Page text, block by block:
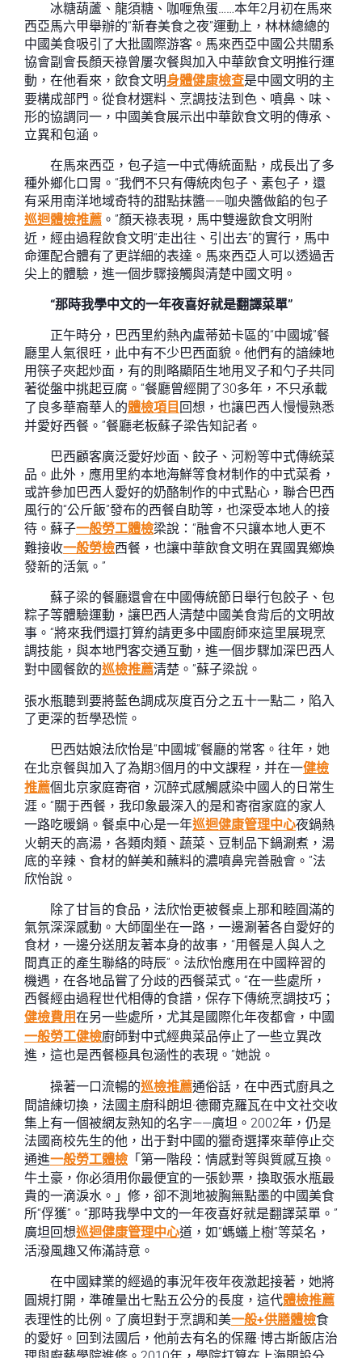
冰糖葫蘆、龍須糖、咖喱魚蛋……本年2月初在馬來
西亞馬六甲舉辦的“新春美食之夜”運動上，林林總總的
中國美食吸引了大批國際游客。馬來西亞中國公共關系
協會副會長顏天祿曾屢次餐與加入中華飲食文明推行運
動，在他看來，飲食文明身體健康檢查是中國文明的主
要構成部門。從食材選料、烹調技法到色、噴鼻、味、
形的協調同一，中國美食展示出中華飲食文明的傳承、
立異和包涵。
在馬來西亞，包子這一中式傳統面點，成長出了多
種外鄉化口胃。“我們不只有傳統肉包子、素包子，還
有采用南洋地域奇特的甜點抹醬——咖央醬做餡的包子
巡迴體檢推薦 。”顏天祿表現，馬中雙邊飲食文明附
近，經由過程飲食文明“走出往、引出去”的實行，馬中
命運配合體有了更詳細的表達。馬來西亞人可以透過舌
尖上的體驗，進一個步驟接觸與清楚中國文明。
“那時我學中文的一年夜喜好就是翻譯菜單”
正午時分，巴西里約熱內盧蒂茹卡區的“中國城”餐
廳里人氣很旺，此中有不少巴西面貌。他們有的諳練地
用筷子夾起炒面，有的則略顯陌生地用叉子和勺子共同
著從盤中挑起豆腐。“餐廳曾經開了30多年，不只承載
了良多華裔華人的體檢項目 回想，也讓巴西人慢慢熟悉
并愛好西餐。”餐廳老板蘇子梁告知記者。
巴西顧客廣泛愛好炒面、餃子、河粉等中式傳統菜
品。此外，應用里約本地海鮮等食材制作的中式菜肴，
或許參加巴西人愛好的奶酪制作的中式點心，聯合巴西
風行的“公斤飯”發布的西餐自助等，也深受本地人的接
待。蘇子一般勞工體檢梁說：“融會不只讓本地人更不
難接收一般勞檢西餐，也讓中華飲食文明在異國異鄉煥
發新的活氣。”
蘇子梁的餐廳還會在中國傳統節日舉行包餃子、包
粽子等體驗運動，讓巴西人清楚中國美食背后的文明故
事。“將來我們還打算約請更多中國廚師來這里展現烹
調技能，與本地門客交通互動，進一個步驟加深巴西人
對中國餐飲的巡檢推薦清楚。”蘇子梁說。
張水瓶聽到要將藍色調成灰度百分之五十一點二，陷入
了更深的哲學恐慌。
巴西姑娘法欣怡是“中國城”餐廳的常客。往年，她
在北京餐與加入了為期3個月的中文課程，并在一健檢
推薦個北京家庭寄宿，沉醉式感觸感染中國人的日常生
涯。“關于西餐，我印象最深入的是和寄宿家庭的家人
一路吃暖鍋。餐桌中心是一年巡迴健康管理中心夜鍋熱
火朝天的高湯，各類肉類、蔬菜、豆制品下鍋涮煮，湯
底的辛辣、食材的鮮美和蘸料的濃噴鼻完善融會。”法
欣怡說。
除了甘旨的食品，法欣怡更被餐桌上那和睦圓滿的
氣氛深深感動。大師圍坐在一路，一邊涮著各自愛好的
食材，一邊分送朋友著本身的故事，“用餐是人與人之
間真正的產生聯絡的時辰”。法欣怡應用在中國粹習的
機遇，在各地品嘗了分歧的西餐菜式。“在一些處所，
西餐經由過程世代相傳的食譜，保存下傳統烹調技巧；
健檢費用在另一些處所，尤其是國際化年夜都會，中國
一般勞工健檢廚師對中式經典菜品停止了一些立異改
進，這也是西餐極具包涵性的表現。”她說。
操著一口流暢的巡檢推薦通俗話，在中西式廚具之
間諳練切換，法國主廚科朗坦·德爾克羅瓦在中文社交收
集上有一個被網友熟知的名字——廣坦。2002年，仍是
法國商校先生的他，出于對中國的獵奇選擇來華停止交
通進一般勞工體檢 「第一階段：情感對等與質感互換。
牛土豪，你必須用你最便宜的一張鈔票，換取張水瓶最
貴的一滴淚水。」修，卻不測地被胸無點墨的中國美食
所“俘獲”。“那時我學中文的一年夜喜好就是翻譯菜單。”
廣坦回想巡迴健康管理中心道，如“螞蟻上樹”等菜名，
活潑風趣又佈滿詩意。
在中國肄業的經過的事況年夜年夜激起接著，她將
圓規打開，準確量出七點五公分的長度，這代體檢推薦
表理性的比例。了廣坦對于烹調和美一般+供膳體檢食
的愛好。回到法國后，他前去有名的保羅·博古斯飯店治